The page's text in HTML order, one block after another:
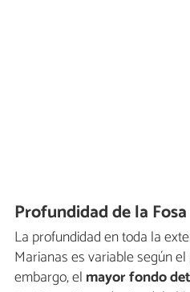
Profundidad de la
La profundidad en toda la
Marianas es variable según
embargo, el mayor fondo